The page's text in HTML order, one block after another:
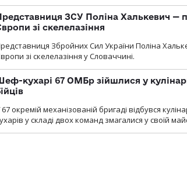
ЗСУ Поліна Халькевич
зі скелелазіння
Збройних Сил України Поліна
зі скелелазіння у Словаччині.
кухарі 67 ОМБр зійшлися у
окремій механізованій бригаді відбувся
у складі двох команд змагалися у своїй